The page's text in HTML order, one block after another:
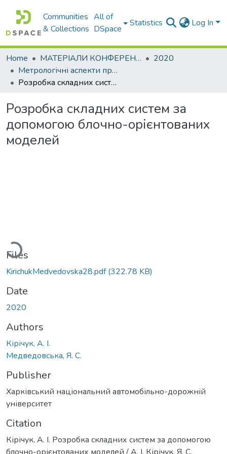
Communities
& Collections
All of
DSpace
Statistics Log In
Home МАТЕРІАЛИ КОНФЕРЕНЦІЙ
2020
Метрологічні аспекти прийняття рішень в умовах роботи на техногенно небезпечних об’єктах
Розробка складних систем за допомогою блочно-орієнтованих моделей
Розробка складних систем за
допомогою блочно-орієнтованих
моделей
Files
KirichukMedvedovska28.pdf(322.78 KB)
Date
2020
Authors
Кірічук, А. І.
Медведовська, Я. С.
Publisher
Харківський національний автомобільно-дорожній
університет
Citation
Кірічук, А. І. Розробка складних систем за допомогою